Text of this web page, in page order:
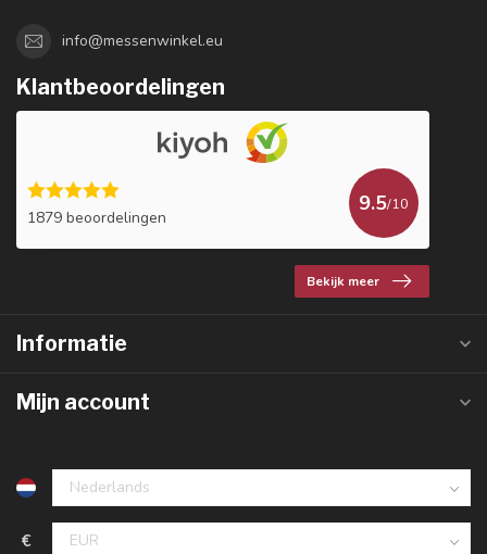
info@messenwinkel.eu
Klantbeoordelingen
1879 beoordelingen
9.5/10
Bekijk meer
Informatie
Mijn account
€